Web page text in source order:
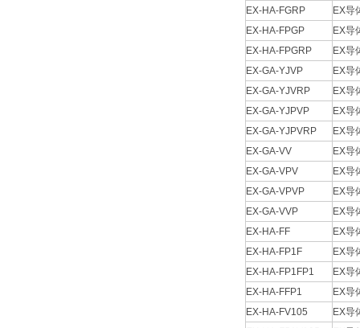
EX-HA-FGRP
EX导
EX-HA-FPGP
EX导
EX-HA-FPGRP
EX导
EX-GA-YJVP
EX导
EX-GA-YJVRP
EX导
EX-GA-YJPVP
EX导
EX-GA-YJPVRP
EX导
EX-GA-VV
EX导
EX-GA-VPV
EX导
EX-GA-VPVP
EX导
EX-GA-VVP
EX导
EX-HA-FF
EX导
EX-HA-FP1F
EX导
EX-HA-FP1FP1
EX导
EX-HA-FFP1
EX导
EX-HA-FV105
EX导